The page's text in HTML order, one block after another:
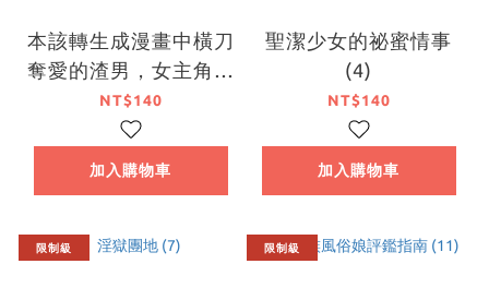
本該轉生成漫畫中橫刀
奪愛的渣男，女主角卻
主動投懷送抱 (4)
NT$140
加入購物車
聖潔少女的祕蜜情事
(4)
NT$140
加入購物車
限制級 限制級